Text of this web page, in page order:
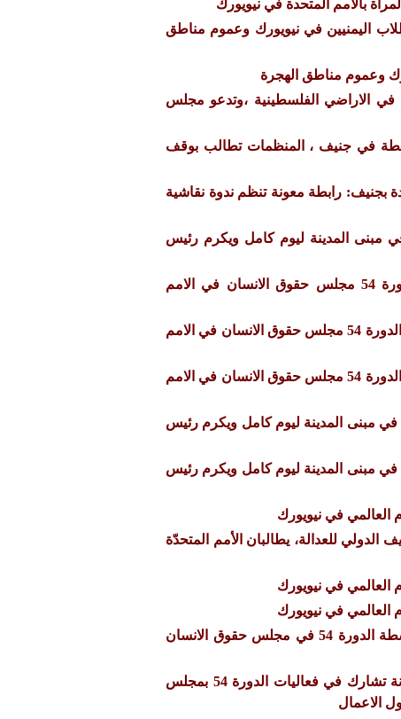
بالامم المتحدة في نيويورك
اليمنيين في نيويورك وعموم مناطق
وعموم مناطق الهجرة
في الاراضي الفلسطينية ،وتدعو مجلس
في جنيف ، المنظمات تطالب بوقف
بجنيف: رابطة معونة تنظم ندوة نقاشية
مبنى المدينة ليوم كامل ويكرم رئيس
احاطة الرابطة في الدورة 54 مجلس حقوق الانسان في الامم
احاطة لممثلة الرابطة في الدورة 54 مجلس حقوق الانسان في الامم
احاطة لممثلة الرابطة في الدورة 54 مجلس حقوق الانسان في الامم
في مبنى المدينة ليوم كامل ويكرم رئيس
في مبنى المدينة ليوم كامل ويكرم رئيس
العالمي في نيويورك
الدولي للعدالة، يطالبان الأمم المتحدّة
العالمي في نيويورك
العالمي في نيويورك
الموجز اليومي لاخبار انشطة الدورة 54 في مجلس حقوق الانسان
بيان صحفي:- رابطة معونة تشارك في فعاليات الدورة 54 بمجلس
الاعمال